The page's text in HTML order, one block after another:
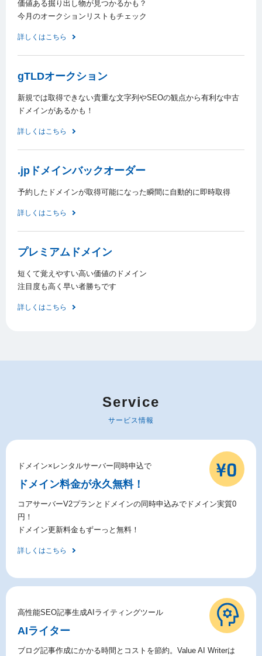
価値ある掘り出し物が見つかるかも？
今月のオークションリストもチェック
詳しくはこちら
gTLDオークション
新規では取得できない貴重な文字列やSEOの観点から有利な中古
ドメインがあるかも！
詳しくはこちら
.jpドメインバックオーダー
予約したドメインが取得可能になった瞬間に自動的に即時取得
詳しくはこちら
プレミアムドメイン
短くて覚えやすい高い価値のドメイン
注目度も高く早い者勝ちです
詳しくはこちら
Service
サービス情報
ドメイン×レンタルサーバー同時申込で
ドメイン料金が永久無料！
コアサーバーV2プランとドメインの同時申込みでドメイン実質0
円！
ドメイン更新料金もずーっと無料！
詳しくはこちら
高性能SEO記事生成AIライティングツール
AIライター
ブログ記事作成にかかる時間とコストを節約。Value AI Writerは